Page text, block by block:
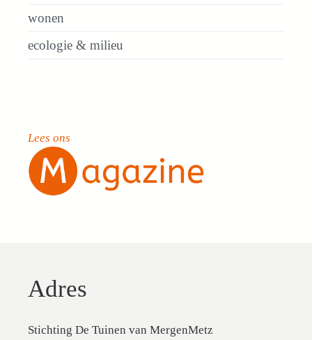
wonen
ecologie & milieu
Lees ons
Adres
Stichting De Tuinen van MergenMetz